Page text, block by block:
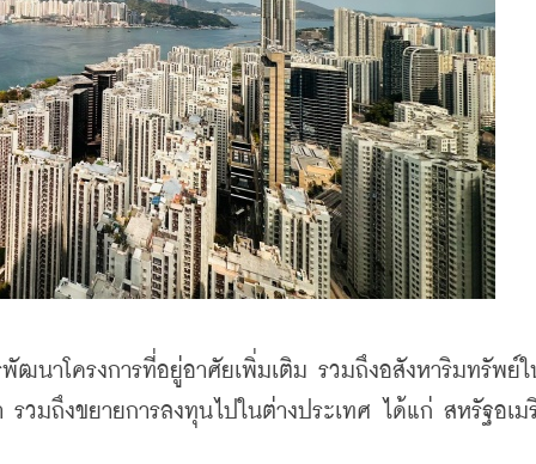
าโครงการที่อยู่อาศัยเพิ่มเติม รวมถึงอสังหาริมทรัพย์ใ
วมถึงขยายการลงทุนไปในต่างประเทศ ได้แก่ สหรัฐอเม